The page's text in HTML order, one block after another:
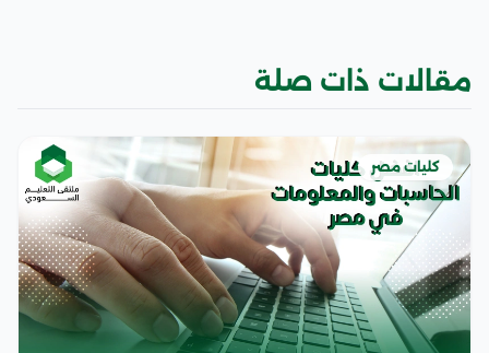
مقالات ذات صلة
كليات مصر